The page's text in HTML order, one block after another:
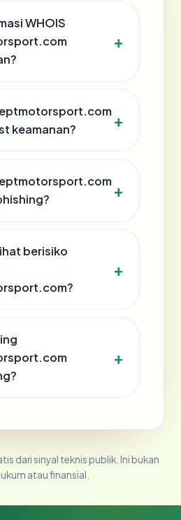
WHOIS
keamanan?
berisiko
dari sinyal teknis publik. Ini bukan
atau finansial.